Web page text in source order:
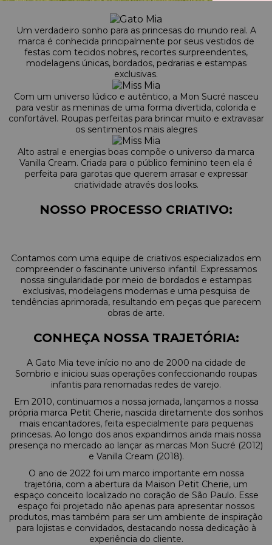
Um verdadeiro sonho para as princesas do mundo real. A
marca é conhecida principalmente por seus vestidos de
festas com tecidos nobres, recortes surpreendentes,
modelagens únicas, bordados, pedrarias e estampas
exclusivas.
Com um universo lúdico e autêntico, a Mon Sucré nasceu
para vestir as meninas de uma forma divertida, colorida e
confortável. Roupas perfeitas para brincar muito e extravasar
os sentimentos mais alegres
Alto astral e energias boas compõe o universo da marca
Vanilla Cream. Criada para o público feminino teen ela é
perfeita para garotas que querem arrasar e expressar
criatividade através dos looks.
NOSSO PROCESSO CRIATIVO:
Contamos com uma equipe de criativos especializados em
compreender o fascinante universo infantil. Expressamos
nossa singularidade por meio de bordados e estampas
exclusivas, modelagens modernas e uma pesquisa de
tendências aprimorada, resultando em peças que parecem
obras de arte.
CONHEÇA NOSSA TRAJETÓRIA:
A Gato Mia teve início no ano de 2000 na cidade de
Sombrio e iniciou suas operações confeccionando roupas
infantis para renomadas redes de varejo.
Em 2010, continuamos a nossa jornada, lançamos a nossa
própria marca Petit Cherie, nascida diretamente dos sonhos
mais encantadores, feita especialmente para pequenas
princesas. Ao longo dos anos expandimos ainda mais nossa
presença no mercado ao lançar as marcas Mon Sucré (2012)
e Vanilla Cream (2018).
O ano de 2022 foi um marco importante em nossa
trajetória, com a abertura da Maison Petit Cherie, um
espaço conceito localizado no coração de São Paulo. Esse
espaço foi projetado não apenas para apresentar nossos
produtos, mas também para ser um ambiente de inspiração
para lojistas e convidados, destacando nossa dedicação à
experiência do cliente.